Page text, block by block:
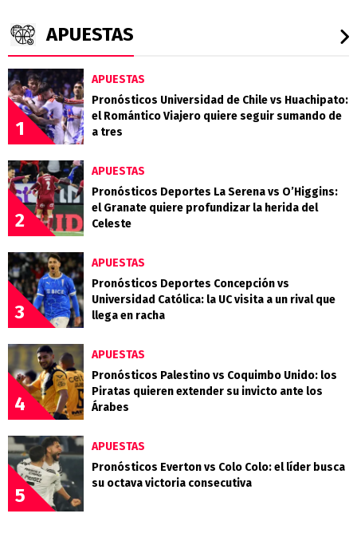
APUESTAS
1
APUESTAS
Pronósticos Universidad de Chile vs Huachipato:
el Romántico Viajero quiere seguir sumando de
a tres
2
APUESTAS
Pronósticos Deportes La Serena vs O’Higgins:
el Granate quiere profundizar la herida del
Celeste
3
APUESTAS
Pronósticos Deportes Concepción vs
Universidad Católica: la UC visita a un rival que
llega en racha
4
APUESTAS
Pronósticos Palestino vs Coquimbo Unido: los
Piratas quieren extender su invicto ante los
Árabes
5
APUESTAS
Pronósticos Everton vs Colo Colo: el líder busca
su octava victoria consecutiva